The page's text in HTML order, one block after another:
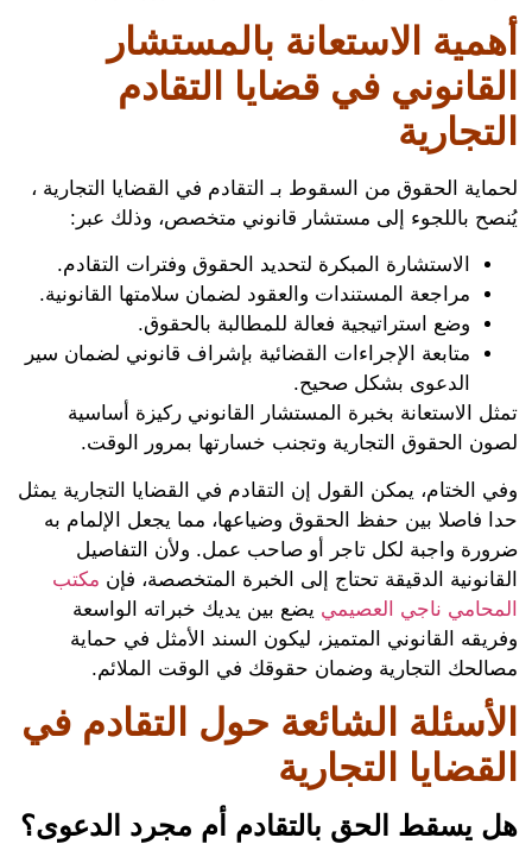
الاستعانة بالمستشار
في قضايا التقادم
الحقوق من السقوط بـ التقادم في القضايا التجارية ،
باللجوء إلى مستشار قانوني متخصص، وذلك عبر:
الاستشارة المبكرة لتحديد الحقوق وفترات التقادم.
مراجعة المستندات والعقود لضمان سلامتها القانونية.
وضع استراتيجية فعالة للمطالبة بالحقوق.
متابعة الإجراءات القضائية بإشراف قانوني لضمان سير
الدعوى بشكل صحيح.
الاستعانة بخبرة المستشار القانوني ركيزة أساسية
الحقوق التجارية وتجنب خسارتها بمرور الوقت.
الختام، يمكن القول إن التقادم في القضايا التجارية يمثل
فاصلا بين حفظ الحقوق وضياعها، مما يجعل الإلمام به
واجبة لكل تاجر أو صاحب عمل. ولأن التفاصيل
الدقيقة تحتاج إلى الخبرة المتخصصة، فإن مكتب
ناجي العصيمييضع بين يديك خبراته الواسعة
القانوني المتميز، ليكون السند الأمثل في حماية
التجارية وضمان حقوقك في الوقت الملائم.
الشائعة حول التقادم في
التجارية
يسقط الحق بالتقادم أم مجرد الدعوى؟